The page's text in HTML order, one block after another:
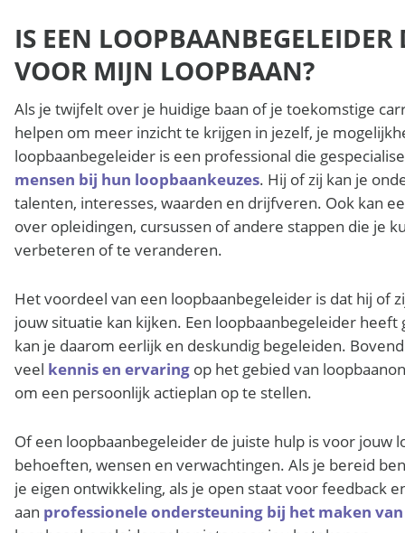
IS EEN LOOPBAANBEGELEIDER
VOOR MIJN LOOPBAAN?
Als je twijfelt over je huidige baan of je toekomstige
helpen om meer inzicht te krijgen in jezelf, je
loopbaanbegeleider is een professional die
mensen bij hun loopbaankeuzes. Hij of zij kan je
talenten, interesses, waarden en drijfveren. Ook kan
over opleidingen, cursussen of andere stappen die je
verbeteren of te veranderen.
Het voordeel van een loopbaanbegeleider is dat hij of
jouw situatie kan kijken. Een loopbaanbegeleider heeft
kan je daarom eerlijk en deskundig begeleiden.
veel kennis en ervaring op het gebied van
om een persoonlijk actieplan op te stellen.
Of een loopbaanbegeleider de juiste hulp is voor jouw
behoeften, wensen en verwachtingen. Als je bereid
je eigen ontwikkeling, als je open staat voor feedback
aan professionele ondersteuning bij het maken